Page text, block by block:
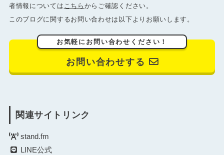
者情報については こちら からご確認ください。
このブログに関するお問い合わせは以下よりお願いします。
お気軽にお問い合わせください！
お問い合わせする
関連サイトリンク
stand.fm
LINE公式